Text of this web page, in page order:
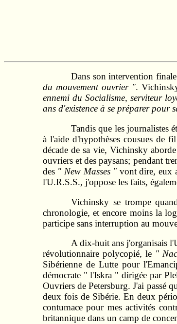
Dans son intervention
du mouvement ouvrier ".
ennemi du Socialisme, serviteur
ans d'existence à se préparer pour
Tandis que les journalistes
à l'aide d'hypothèses cousues de
décade de sa vie, Vichinsky
ouvriers et des paysans; pendant
des " New Masses " vont dire, eux
l'U.R.S.S., j'oppose les faits,
Vichinsky se trompe
chronologie, et encore moins la
participe sans interruption au
A dix-huit ans j'organisais
révolutionnaire polycopié, le "
Sibérienne de Lutte pour
démocrate " l'Iskra " dirigée par
Ouvriers de Petersburg. J'ai passé
deux fois de Sibérie. En deux
contumace pour mes activités
britannique dans un camp de